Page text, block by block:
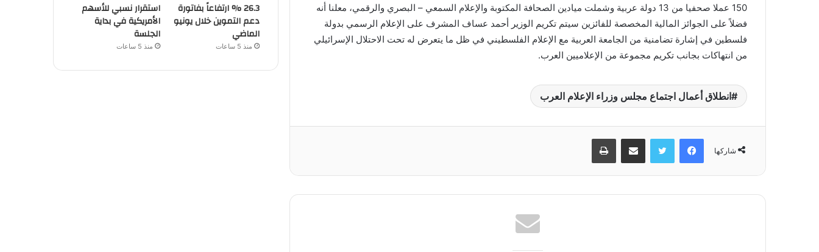
150 عملا صحفيا من 13 دولة عربية وشملت ميادين الصحافة المكتوبة والإعلام السمعي – البصري والرقمي، معلنا أنه
فضلاً على الجوائز المالية المخصصة للفائزين سيتم تكريم الوزير أحمد عساف المشرف على الإعلام الرسمي بدولة
فلسطين في إشارة تضامنية من الجامعة العربية مع الإعلام الفلسطيني في ظل ما يتعرض له تحت الاحتلال الإسرائيلي
من انتهاكات بجانب تكريم مجموعة من الإعلاميين العرب.
انطلاق أعمال اجتماع مجلس وزراء الإعلام العرب
شاركها
فيسبوك
26.3 % ارتفاعاً بفاتورة
دعم التموين خلال يونيو
الماضي
منذ 5 ساعات
استقرار نسبي للأسهم
الأمريكية في بداية
الجلسة
منذ 5 ساعات